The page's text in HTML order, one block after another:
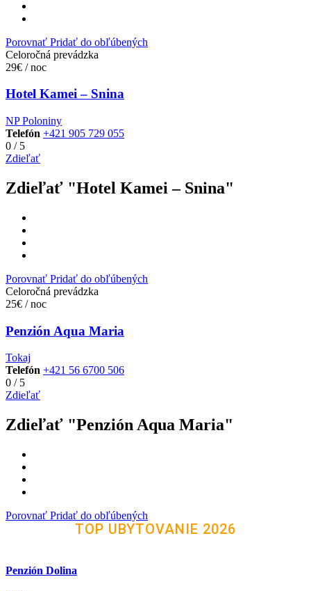
Porovnať Pridať do obľúbených
Celoročná prevádzka
29€ / noc
Hotel Kamei – Snina
NP Poloniny
Telefón +421 905 729 055
0 /5
Zdieľať
Zdieľať "Hotel Kamei – Snina"
Porovnať Pridať do obľúbených
Celoročná prevádzka
25€ / noc
Penzión Aqua Maria
Tokaj
Telefón +421 56 6700 506
0 /5
Zdieľať
Zdieľať "Penzión Aqua Maria"
Porovnať Pridať do obľúbených
TOP UBYTOVANIE 2026
Penzión Dolina